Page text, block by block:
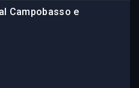
Campobasso e